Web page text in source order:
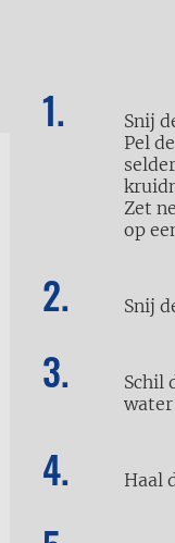
Snij
Pel
Zet
op
Snij
Schil
water
Haal